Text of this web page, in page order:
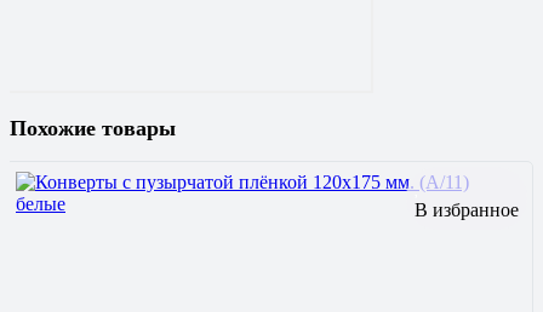
Похожие товары
В избранное